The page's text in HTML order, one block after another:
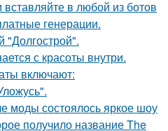
вставляйте в любой из ботов
генерации.
"Долгострой".
с красоты внутри.
включают:
моды состоялось яркое шоу
получило название The